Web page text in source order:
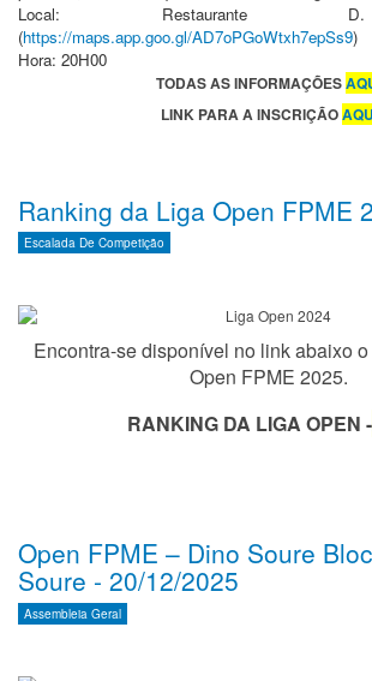
Local: Restaurante
(https://maps.app.goo.gl/AD7oPGoWtxh7epSs9)
Hora: 20H00
TODAS AS INFORMAÇÕES
LINK PARA A INSCRIÇÃO
Ranking da Liga Open FPME
Escalada De Competição
Encontra-se disponível no link abaixo
Open FPME 2025.
RANKING DA LIGA OPEN -
Open FPME – Dino Soure
Soure - 20/12/2025
Assembleia Geral